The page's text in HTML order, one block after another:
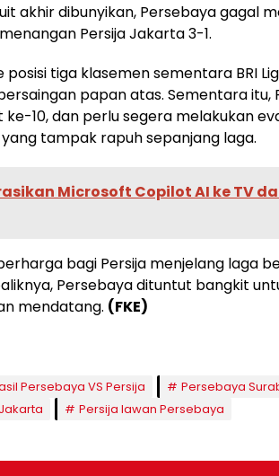
akhir dibunyikan, Persebaya gagal
Persija Jakarta 3-1.
tiga klasemen sementara BRI
papan atas. Sementara itu,
10, dan perlu segera melakukan
tampak rapuh sepanjang laga.
Microsoft Copilot AI ke TV
bagi Persija menjelang laga
Persebaya dituntut bangkit
mendatang. (FKE)
Persebaya VS Persija
Persebaya
Persija lawan Persebaya